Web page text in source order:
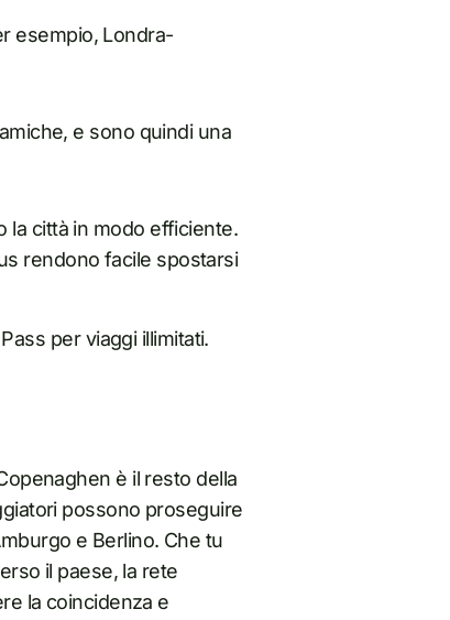
esempio, Londra-
e sono quindi una
la città in modo efficiente.
rendono facile spostarsi
per viaggi illimitati.
è il resto della
possono proseguire
e Berlino. Che tu
il paese, la rete
la coincidenza e